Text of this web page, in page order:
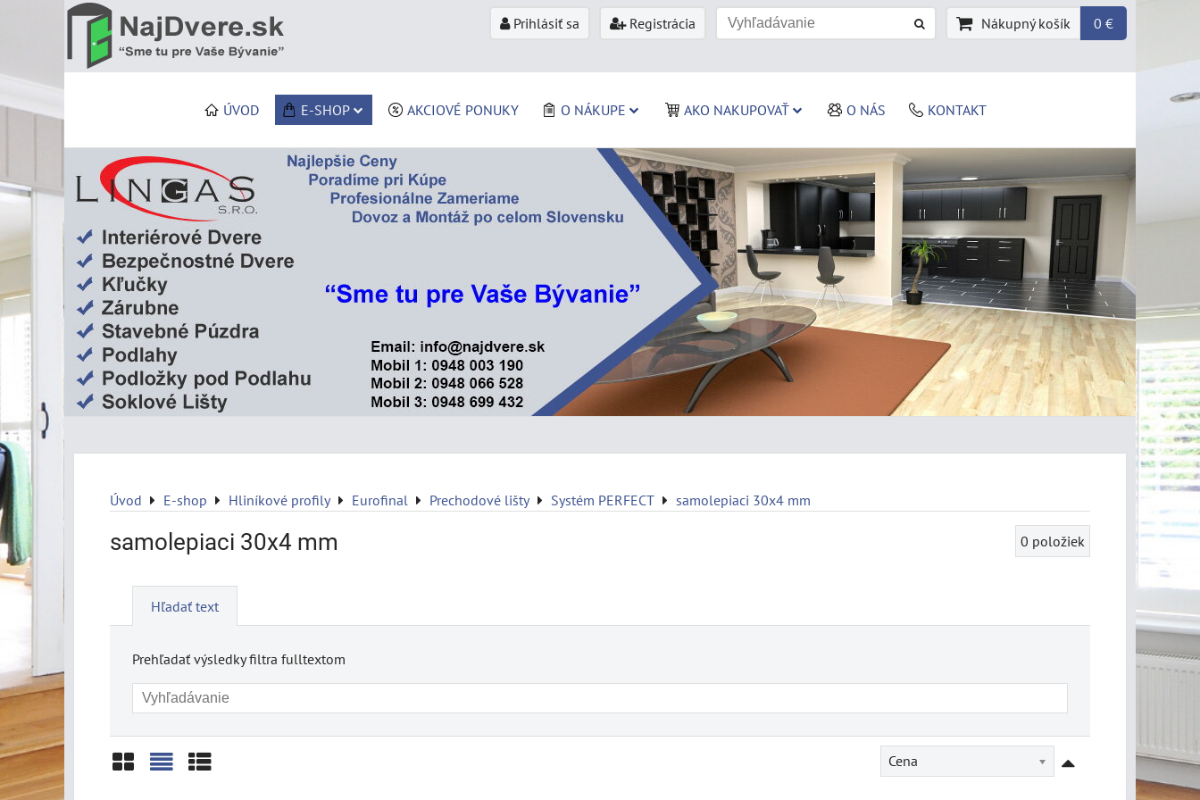
Prihlásiť sa Registrácia Nákupný košík 0 €
ÚVOD E-SHOP AKCIOVÉ PONUKY O NÁKUPE AKO NAKUPOVAŤ O NÁS KONTAKT
Úvod E-shop Hliníkové profily Eurofinal Prechodové lišty Systém PERFECT samolepiaci 30x4 mm
samolepiaci 30x4 mm 0 položiek
Hľadať text
Prehľadať výsledky filtra fulltextom
Cena